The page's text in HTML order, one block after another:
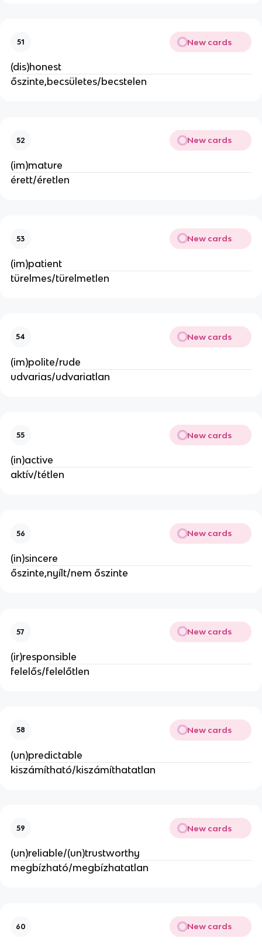
51 New cards
(dis)honest
őszinte,becsületes/becstelen
52 New cards
(im)mature
érett/éretlen
53 New cards
(im)patient
türelmes/türelmetlen
54 New cards
(im)polite/rude
udvarias/udvariatlan
55 New cards
(in)active
aktív/tétlen
56 New cards
(in)sincere
őszinte,nyílt/nem őszinte
57 New cards
(ir)responsible
felelős/felelőtlen
58 New cards
(un)predictable
kiszámítható/kiszámíthatatlan
59 New cards
(un)reliable/(un)trustworthy
megbízható/megbízhatatlan
60 New cards